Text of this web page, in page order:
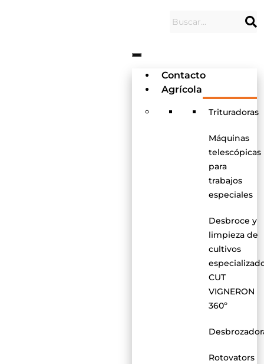
Contacto
Agrícola
Trituradoras
Máquinas
telescópicas
para
trabajos
especiales
Desbroce y
limpieza de
cultivos
CUT
VIGNERON
360º
Rotovators